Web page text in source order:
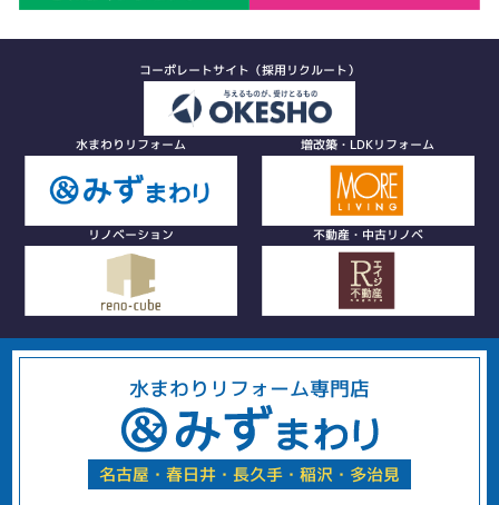
コーポレートサイト（採用リクルート）
水まわりリフォーム 増改築・LDKリフォーム
リノベーション 不動産・中古リノベ
水まわりリフォーム専門店
名古屋・春日井・長久手・稲沢・多治見